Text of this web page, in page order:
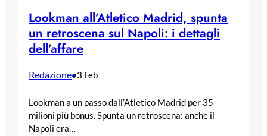
Lookman all’Atletico Madrid, spunta
un retroscena sul Napoli: i dettagli
dell’affare
Redazione•3 Feb
Lookman a un passo dall’Atletico Madrid per 35
milioni più bonus. Spunta un retroscena: anche il
Napoli era…